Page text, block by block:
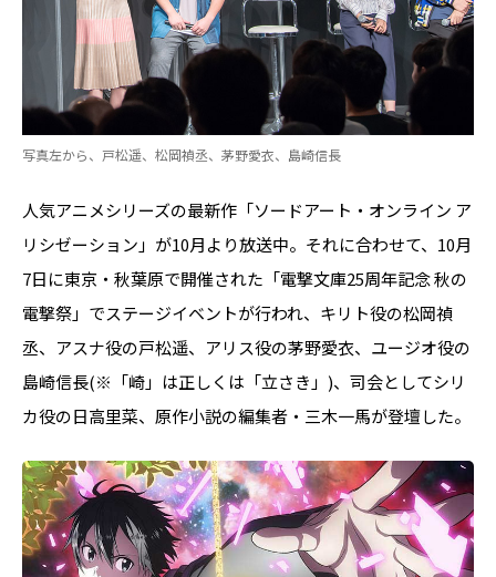
写真左から、戸松遥、松岡禎丞、茅野愛衣、島崎信長
人気アニメシリーズの最新作「ソードアート・オンライン ア
リシゼーション」が10月より放送中。それに合わせて、10月
7日に東京・秋葉原で開催された「電撃文庫25周年記念 秋の
電撃祭」でステージイベントが行われ、キリト役の松岡禎
丞、アスナ役の戸松遥、アリス役の茅野愛衣、ユージオ役の
島崎信長(※「崎」は正しくは「立さき」)、司会としてシリ
カ役の日高里菜、原作小説の編集者・三木一馬が登壇した。